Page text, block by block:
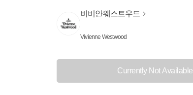
비비안웨스트우드
Vivienne Westwood
Currently Not Available